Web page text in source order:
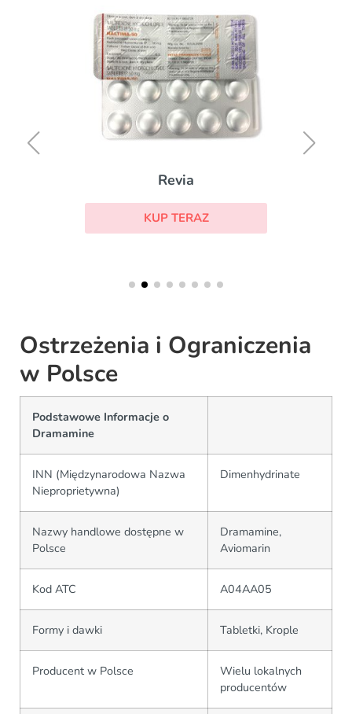
Revia
KUP TERAZ
Ostrzeżenia i Ograniczenia
w Polsce
Podstawowe Informacje o
Dramamine
INN (Międzynarodowa Nazwa
Nieproprietywna)
Dimenhydrinate
Nazwy handlowe dostępne w
Polsce
Dramamine,
Aviomarin
Kod ATC A04AA05
Formy i dawki Tabletki, Krople
Producent w Polsce
Wielu lokalnych
producentów